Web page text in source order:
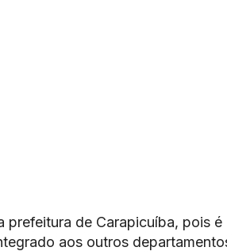
prefeitura de Carapicuíba, pois é
aos outros